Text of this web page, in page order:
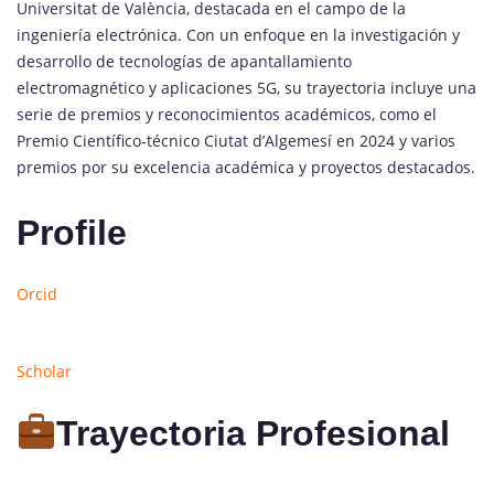
Universitat de València, destacada en el campo de la
ingeniería electrónica. Con un enfoque en la investigación y
desarrollo de tecnologías de apantallamiento
electromagnético y aplicaciones 5G, su trayectoria incluye una
serie de premios y reconocimientos académicos, como el
Premio Científico-técnico Ciutat d’Algemesí en 2024 y varios
premios por su excelencia académica y proyectos destacados.
Profile
Orcid
Scholar
Trayectoria Profesional